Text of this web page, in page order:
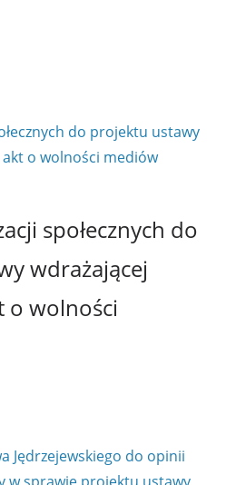
społecznych do
wdrażającej
o wolności